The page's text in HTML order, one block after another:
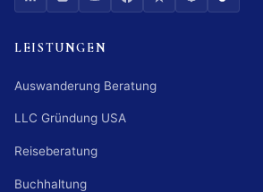
LEISTUNGEN
Auswanderung Beratung
LLC Gründung USA
Reiseberatung
Buchhaltung